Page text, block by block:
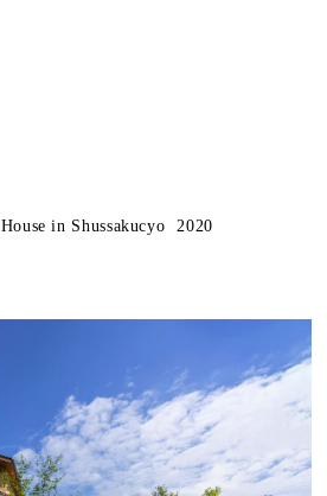
House in Shussakucyo 2020